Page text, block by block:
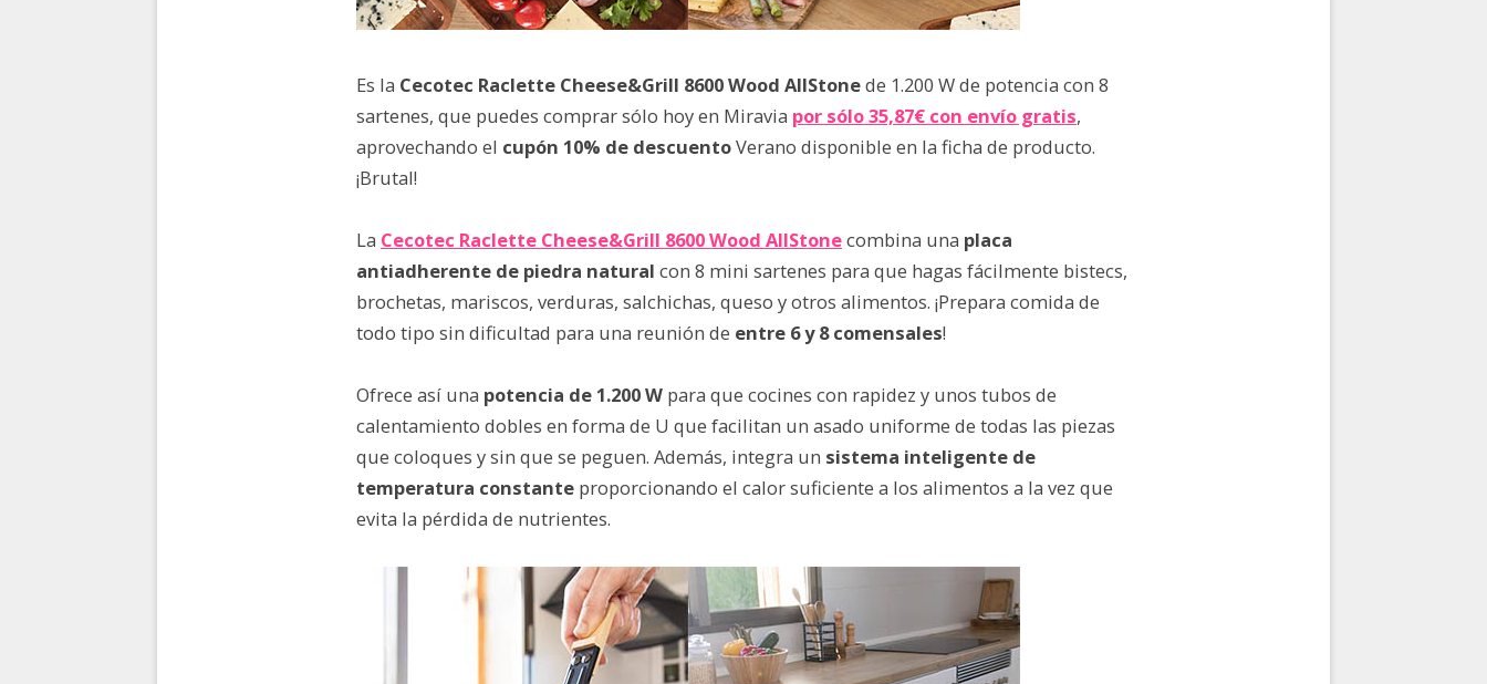
Es la Cecotec Raclette Cheese&Grill 8600 Wood AllStonede 1.200 W de potencia con 8
sartenes, que puedes comprar sólo hoy en Miravia por sólo 35,87€ con envío gratis,
aprovechando el cupón 10% de descuentoVerano disponible en la ficha de producto.
¡Brutal!
La Cecotec Raclette Cheese&Grill 8600 Wood AllStonecombina una placa
antiadherente de piedra natural con 8 mini sartenes para que hagas fácilmente bistecs,
brochetas, mariscos, verduras, salchichas, queso y otros alimentos. ¡Prepara comida de
todo tipo sin dificultad para una reunión de entre 6 y 8 comensales!
Ofrece así una potencia de 1.200 W para que cocines con rapidez y unos tubos de
calentamiento dobles en forma de U que facilitan un asado uniforme de todas las piezas
que coloques y sin que se peguen. Además, integra un sistema inteligente de
temperatura constante proporcionando el calor suficiente a los alimentos a la vez que
evita la pérdida de nutrientes.